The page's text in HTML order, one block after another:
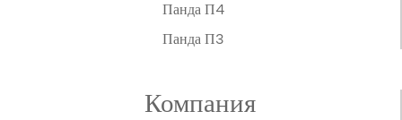
Панда П4
Панда П3
Компания